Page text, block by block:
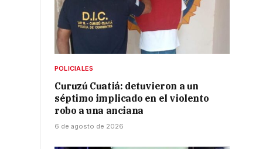
POLICIALES
Curuzú Cuatiá: detuvieron a un
séptimo implicado en el violento
robo a una anciana
6 de agosto de 2026